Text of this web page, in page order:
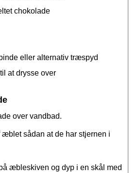
chokolade
eller alternativ træspyd
at drysse over
over vandbad.
sådan at de har stjernen i
æbleskiven og dyp i en skål med